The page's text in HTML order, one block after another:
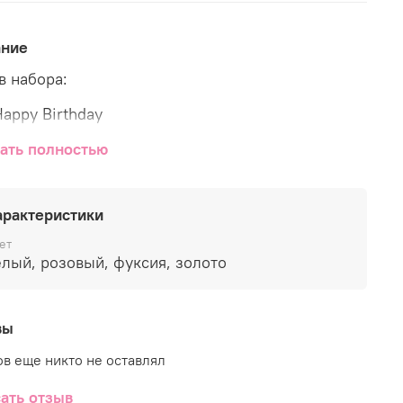
набора:
Birthday
с конфетти
стандарт (белые и розовые)
полностью
белый, розовый, фуксия, золото
еще никто не оставлял
отзыв